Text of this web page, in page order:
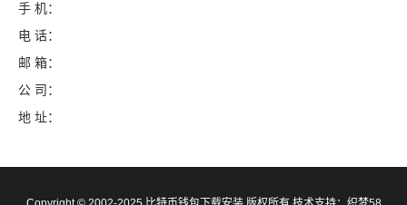
手 机：
电 话：
邮 箱：
公 司：
地 址：